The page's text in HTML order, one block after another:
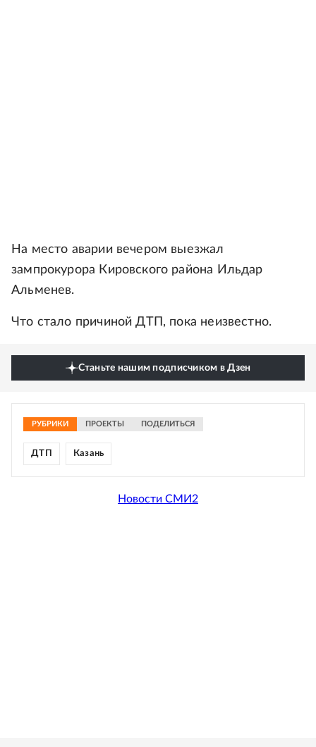
На место аварии вечером выезжал
зампрокурора Кировского района Ильдар
Альменев.
Что стало причиной ДТП, пока неизвестно.
Станьте нашим подписчиком в Дзен
РУБРИКИ ПРОЕКТЫ ПОДЕЛИТЬСЯ
ДТП Казань
Новости СМИ2